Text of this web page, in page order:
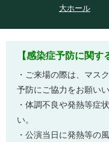
大ホール
【感染症予防に関す
・ご来場の際は、マス
予防にご協力をお願いい
・体調不良や発熱等症
い。
・公演当日に発熱等の